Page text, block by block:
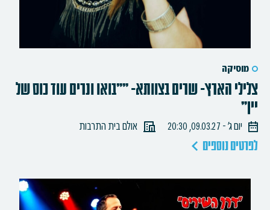
מוסיקה
צלילי הארץ- שרים בצוותא- ""בואו ונרים עוד כוס של
יין"
יום ג׳ - 09.03.27, 20:30 אולם בית התרבות
לפרטים נוספים